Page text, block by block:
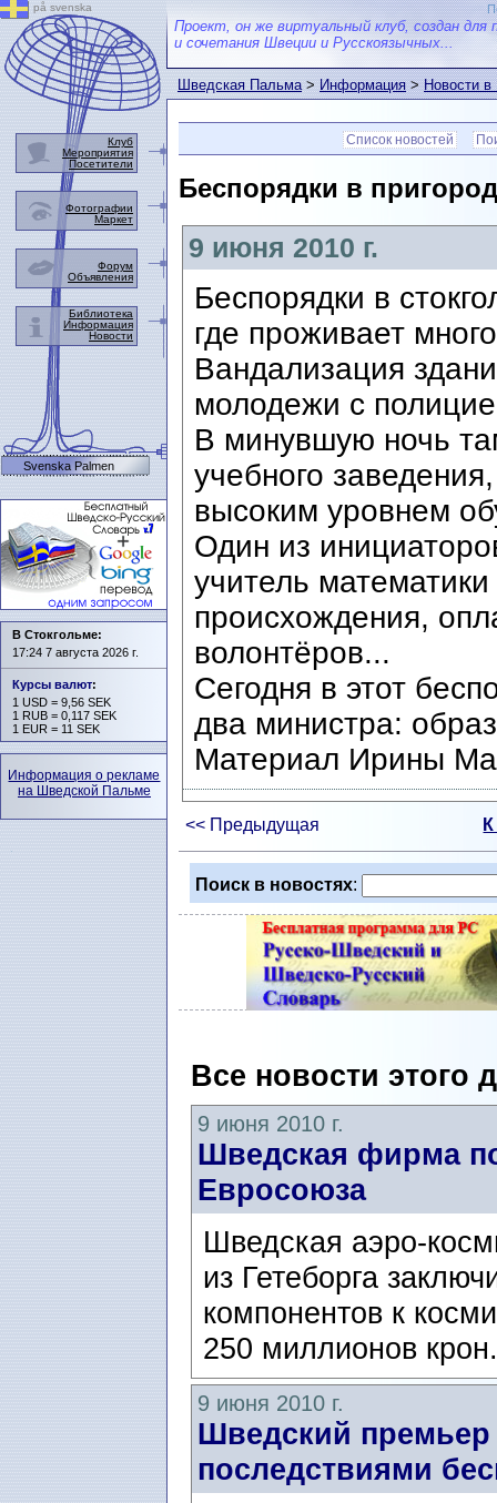
Проект, он же виртуальный клуб, создан для
и сочетания Швеции и Русскоязычных...
Шведская Пальма>Информация>Новости
Список новостей
Беспорядки в
9 июня 2010 г.
Беспорядки в
где проживает
Вандализация
молодежи с
В минувшую ночь
учебного
высоким уровнем
Один из
учитель
происхождения,
волонтёров...
Сегодня в этот
два министра:
Материал Ирины
<< Предыдущая
Поиск в новостях:
Все новости этого
9 июня 2010 г.
Шведская фирма
Евросоюза
Шведская аэро-
из Гетеборга
компонентов к
250 миллионов крон.
9 июня 2010 г.
Шведский
последствиями
på svenska
Клуб
Мероприятия
Посетители
Фотографии
Маркет
Форум
Объявления
Библиотека
Информация
Новости
Svenska Palmen
В Стокгольме:
17:24 7 августа 2026 г.
Курсы валют:
1 USD = 9,56 SEK
1 RUB = 0,117 SEK
1 EUR = 11 SEK
Информация о рекламе
на Шведской Пальме